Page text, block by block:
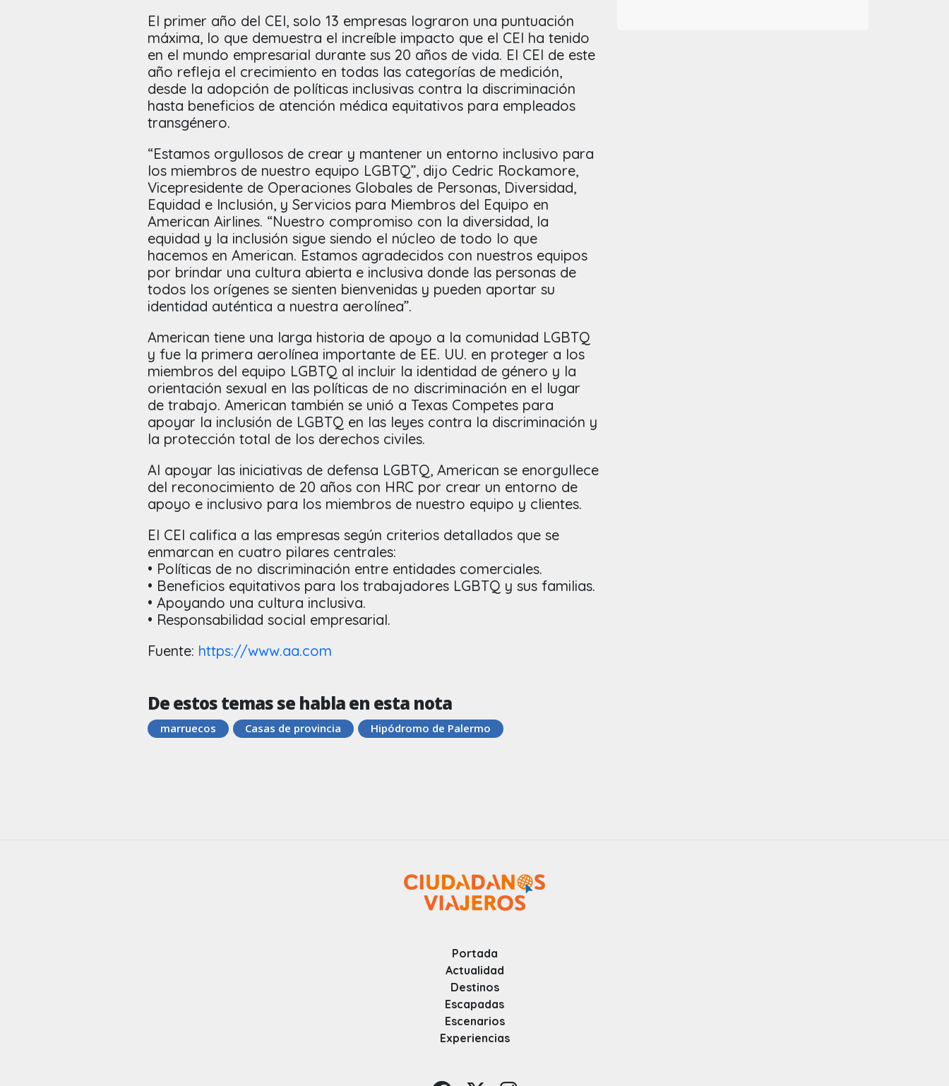
El primer año del CEI, solo 13 empresas lograron una puntuación
máxima, lo que demuestra el increíble impacto que el CEI ha tenido
en el mundo empresarial durante sus 20 años de vida. El CEI de este
año refleja el crecimiento en todas las categorías de medición,
desde la adopción de políticas inclusivas contra la discriminación
hasta beneficios de atención médica equitativos para empleados
transgénero.
“Estamos orgullosos de crear y mantener un entorno inclusivo para
los miembros de nuestro equipo LGBTQ”, dijo Cedric Rockamore,
Vicepresidente de Operaciones Globales de Personas, Diversidad,
Equidad e Inclusión, y Servicios para Miembros del Equipo en
American Airlines. “Nuestro compromiso con la diversidad, la
equidad y la inclusión sigue siendo el núcleo de todo lo que
hacemos en American. Estamos agradecidos con nuestros equipos
por brindar una cultura abierta e inclusiva donde las personas de
todos los orígenes se sienten bienvenidas y pueden aportar su
identidad auténtica a nuestra aerolínea”.
American tiene una larga historia de apoyo a la comunidad LGBTQ
y fue la primera aerolínea importante de EE. UU. en proteger a los
miembros del equipo LGBTQ al incluir la identidad de género y la
orientación sexual en las políticas de no discriminación en el lugar
de trabajo. American también se unió a Texas Competes para
apoyar la inclusión de LGBTQ en las leyes contra la discriminación y
la protección total de los derechos civiles.
Al apoyar las iniciativas de defensa LGBTQ, American se enorgullece
del reconocimiento de 20 años con HRC por crear un entorno de
apoyo e inclusivo para los miembros de nuestro equipo y clientes.
El CEI califica a las empresas según criterios detallados que se
enmarcan en cuatro pilares centrales:
• Políticas de no discriminación entre entidades comerciales.
• Beneficios equitativos para los trabajadores LGBTQ y sus familias.
• Apoyando una cultura inclusiva.
• Responsabilidad social empresarial.
Fuente: https://www.aa.com
De estos temas se habla en esta nota
marruecos Casas de provincia Hipódromo de Palermo
Portada
Actualidad
Destinos
Escapadas
Escenarios
Experiencias